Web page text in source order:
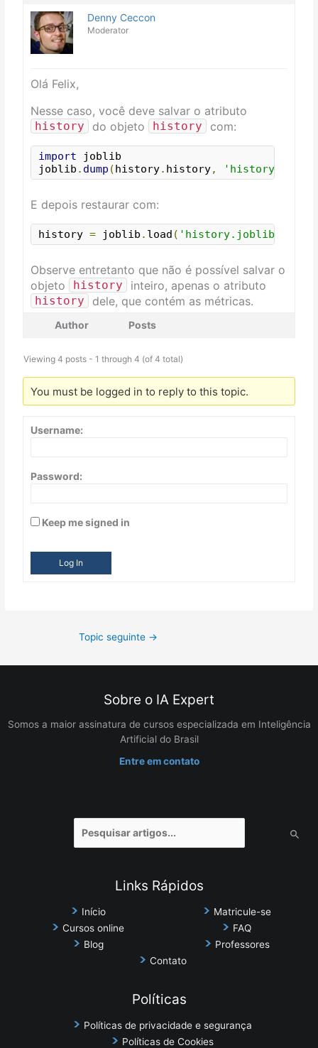
Denny Ceccon
Moderator
Olá Felix,
Nesse caso, você deve salvar o atributo
history do objeto history com:
import joblib
joblib . dump (history. history,
E depois restaurar com:
history = joblib . load ( 'history.joblib'
Observe entretanto que não é possível salvar o
objeto
history inteiro, apenas o atributo
history dele, que contém as métricas.
Author Posts
Viewing 4 posts - 1 through 4 (of 4 total)
You must be logged in to reply to this topic.
Username:
Password:
Keep me signed in
Log In
Topic seguinte →
Sobre o IA Expert
Somos a maior assinatura de cursos especializada em Inteligência
Artificial do Brasil
Entre em contato
por:
Links Rápidos
Início
Matricule-se
Cursos online
FAQ
Blog
Professores
Contato
Políticas
Políticas de privacidade e segurança
Políticas de Cookies